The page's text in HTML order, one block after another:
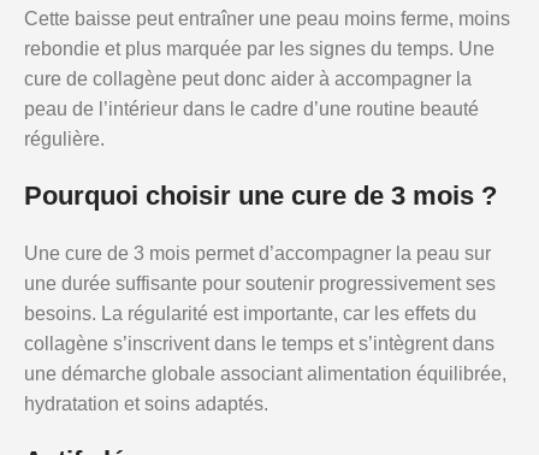
Cette baisse peut entraîner une peau moins ferme, moins
rebondie et plus marquée par les signes du temps. Une
cure de collagène peut donc aider à accompagner la
peau de l’intérieur dans le cadre d’une routine beauté
régulière.
Pourquoi choisir une cure de 3 mois ?
Une cure de 3 mois permet d’accompagner la peau sur
une durée suffisante pour soutenir progressivement ses
besoins. La régularité est importante, car les effets du
collagène s’inscrivent dans le temps et s’intègrent dans
une démarche globale associant alimentation équilibrée,
hydratation et soins adaptés.